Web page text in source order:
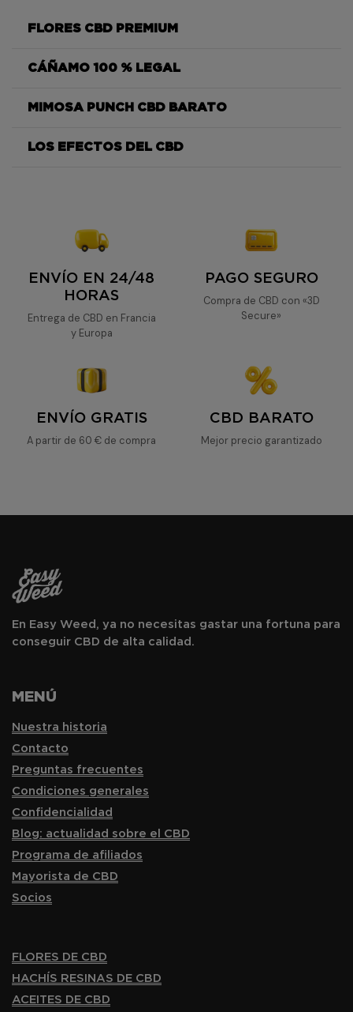
FLORES CBD PREMIUM
CÁÑAMO 100 % LEGAL
MIMOSA PUNCH CBD BARATO
LOS EFECTOS DEL CBD
Punch
ENVÍO EN 24/48
HORAS
Entrega de CBD en Francia
y Europa
PAGO SEGURO
Compra de CBD con «3D
Secure»
ENVÍO GRATIS
A partir de 60 € de compra
CBD BARATO
Mejor precio garantizado
En Easy Weed, ya no necesitas gastar una fortuna para
conseguir CBD de alta calidad.
MENÚ
Nuestra historia
Contacto
Preguntas frecuentes
Condiciones generales
Confidencialidad
Blog: actualidad sobre el CBD
Programa de afiliados
Mayorista de CBD
Socios
FLORES DE CBD
HACHÍS RESINAS DE CBD
ACEITES DE CBD